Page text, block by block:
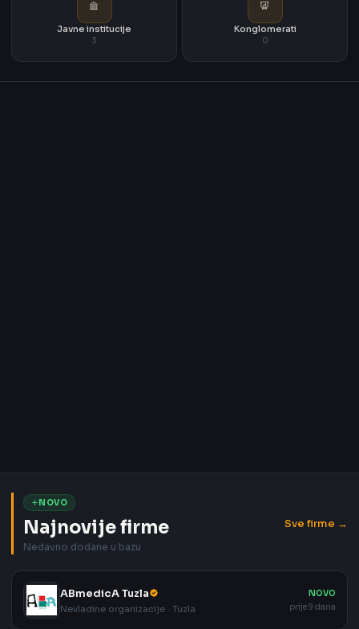
Javne institucije
3
Konglomerati
0
NOVO
Najnovije firme
Nedavno dodane u bazu
Sve firme →
ABmedicA Tuzla
Nevladine organizacije · Tuzla
NOVO
prije 9 dana